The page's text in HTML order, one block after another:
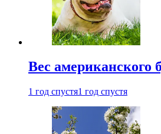
Вес американского
1 год спустя1 год спустя